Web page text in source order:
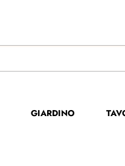
il
GIARDINO